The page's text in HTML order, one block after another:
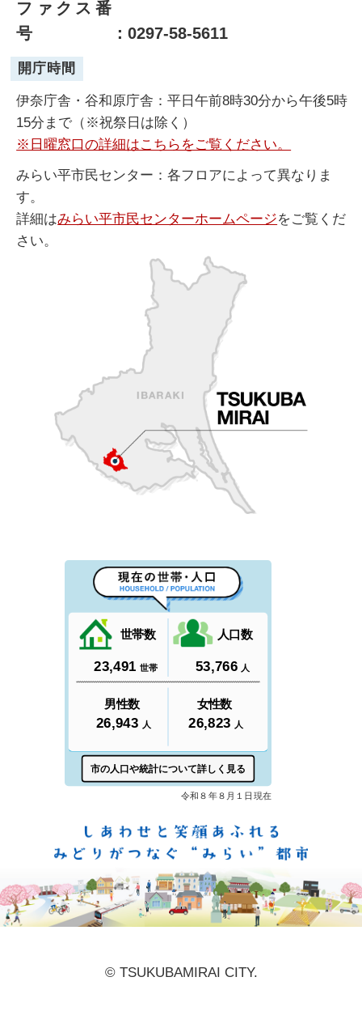
ファクス番
号
：0297-58-5611
開庁時間
伊奈庁舎・谷和原庁舎：平日午前8時30分から午後5時
15分まで（※祝祭日は除く）
※日曜窓口の詳細はこちらをご覧ください。
みらい平市民センター：各フロアによって異なりま
す。
詳細はみらい平市民センターホームページをご覧くだ
さい。
© TSUKUBAMIRAI CITY.